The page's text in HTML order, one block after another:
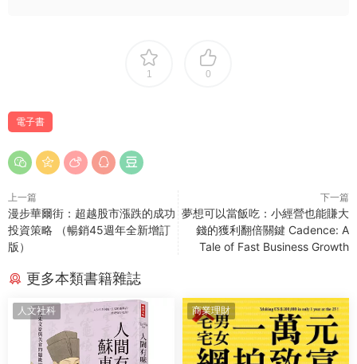
1 0
電子書
上一篇
漫步華爾街：超越股市漲跌的成功
投資策略 （暢銷45週年全新增訂
版）
下一篇
夢想可以當飯吃：小經營也能賺大
錢的獲利翻倍關鍵 Cadence: A
Tale of Fast Business Growth
更多本類書籍雜誌
人文社科 商業理財